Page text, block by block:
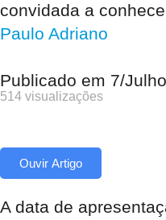
convidada a
Paulo Adriano
Publicado em 7/
514 visualizações
Ouvir Artigo
A data de